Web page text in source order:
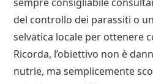
del controllo dei parassiti o
selvatica locale per ottenere
Ricorda, l’obiettivo non è
nutrie, ma semplicemente